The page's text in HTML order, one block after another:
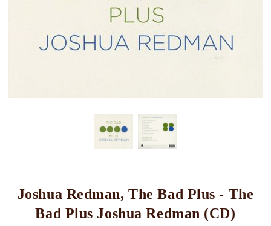
Joshua Redman, The Bad Plus - The
Bad Plus Joshua Redman (CD)